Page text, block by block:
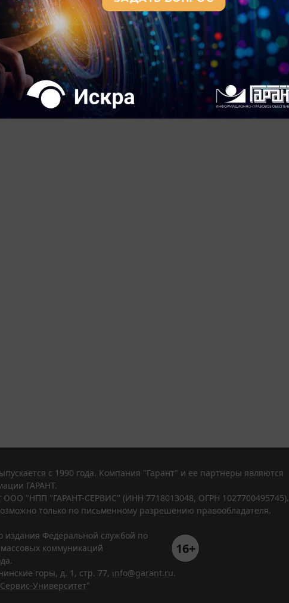
с 1990 года. Компания "Гарант" и ее партнеры являются
ГАРАНТ.
ООО "НПП "ГАРАНТ-СЕРВИС" (ИНН 7718013048, ОГРН 1027700495745).
только по письменному разрешению правообладателя.
издания Федеральной службой по
коммуникаций
16+
горы, д. 1, стр. 77, info@garant.ru.
Сервис-Университет"